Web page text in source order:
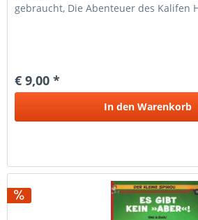
gebraucht, Die Abenteuer des Kalifen
€ 9,00 *
In den Warenkorb